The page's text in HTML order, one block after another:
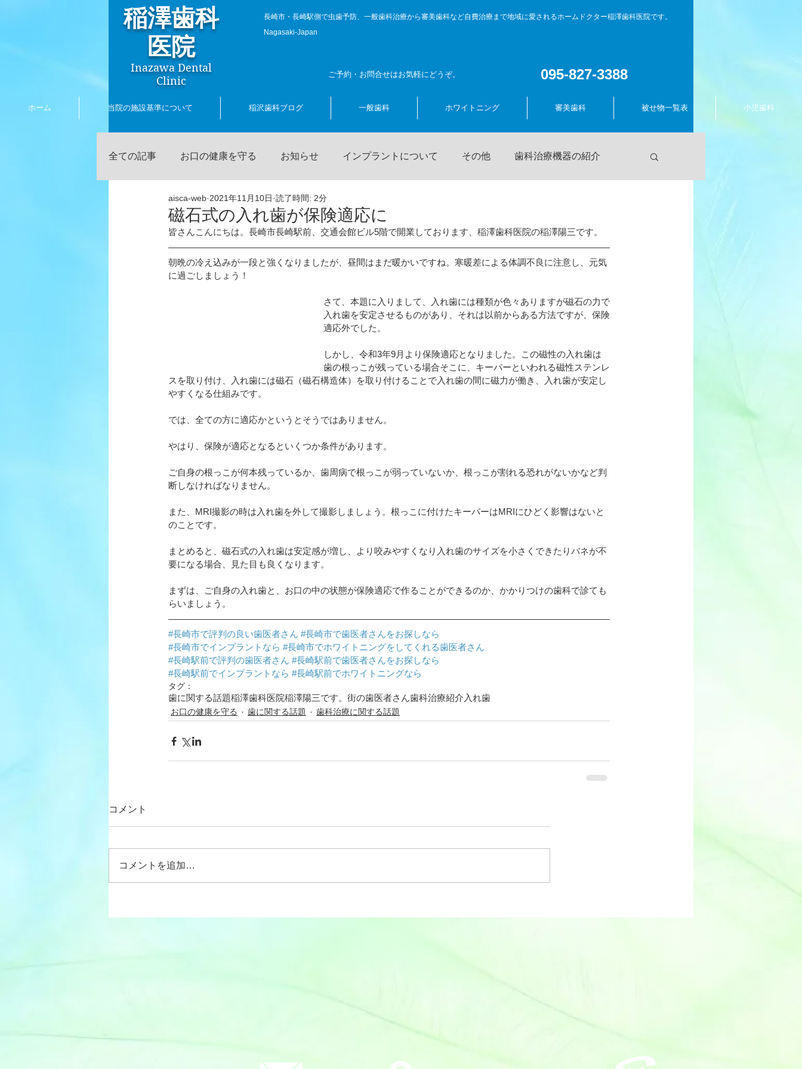
稲澤歯科
医院
Inazawa Dental
Clinic
長崎市・長崎駅側で虫歯予防、一般歯科治療から審美歯科など自費治療まで地域に愛されるホームドクター稲澤歯科医院です。
​Nagasaki-Japan
ご予約・お問合せはお気軽にどうぞ。 095-827-3388
ホーム 当院の施設基準について 稲沢歯科ブログ 一般歯科 ホワイトニング 審美歯科 被せ物一覧表 小児歯科
全ての記事 お口の健康を守る お知らせ インプラントについて その他 歯科治療機器の紹介
歯に関する話題 ホワイトニング 歯科治療に関する話題
口臭について 稲澤陽三の書簡 コロナ対策
磁石式の入れ歯が保険適応に
aisca-web 2021年11月10日 読了時間: 2分
皆さんこんにちは。長崎市長崎駅前、交通会館ビル5階で開業しております、稲澤歯科医院の稲澤陽三です。
朝晩の冷え込みが一段と強くなりましたが、昼間はまだ暖かいですね。寒暖差による体調不良に注意し、元気
に過ごしましょう！
さて、本題に入りまして、入れ歯には種類が色々ありますが磁石の力で
入れ歯を安定させるものがあり、それは以前からある方法ですが、保険
適応外でした。
しかし、令和3年9月より保険適応となりました。この磁性の入れ歯は
歯の根っこが残っている場合そこに、キーパーといわれる磁性ステンレ
スを取り付け、入れ歯には磁石（磁石構造体）を取り付けることで入れ歯の間に磁力が働き、入れ歯が安定し
やすくなる仕組みです。
では、全ての方に適応かというとそうではありません。
やはり、保険が適応となるといくつか条件があります。
ご自身の根っこが何本残っているか、歯周病で根っこが弱っていないか、根っこが割れる恐れがないかなど判
断しなければなりません。
また、MRI撮影の時は入れ歯を外して撮影しましょう。根っこに付けたキーパーはMRIにひどく影響はないと
のことです。
まとめると、磁石式の入れ歯は安定感が増し、より咬みやすくなり入れ歯のサイズを小さくできたりバネが不
要になる場合、見た目も良くなります。
まずは、ご自身の入れ歯と、お口の中の状態が保険適応で作ることができるのか、かかりつけの歯科で診ても
らいましょう。
#長崎市で評判の良い歯医者さん #長崎市で歯医者さんをお探しなら
#長崎市でインプラントなら #長崎市でホワイトニングをしてくれる歯医者さん
#長崎駅前で評判の歯医者さん #長崎駅前で歯医者さんをお探しなら
#長崎駅前でインプラントなら #長崎駅前でホワイトニングなら
タグ：
歯に関する話題稲澤歯科医院稲澤陽三です。 街の歯医者さん歯科治療紹介 入れ歯
お口の健康を守る 歯に関する話題 歯科治療に関する話題
コメント
コメントを追加…